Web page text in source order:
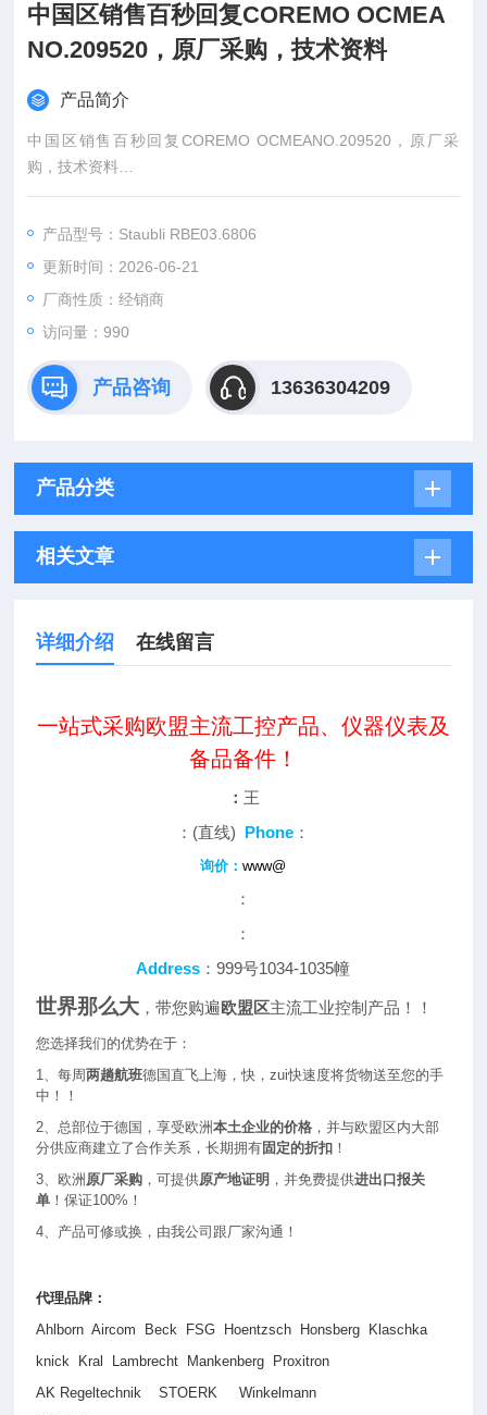
中国区销售百秒回复COREMO OCMEA
NO.209520，原厂采购，技术资料
产品简介
中国区销售百秒回复COREMO OCMEANO.209520，原厂采
购，技术资料
一站式采购欧盟主流工控产品、仪器仪表及备品备件！
：王（Z快的报价）
：（24小时在线）
（Z满意的价格）
：www@
产品型号：Staubli RBE03.6806
更新时间：2026-06-21
厂商性质：经销商
访问量：990
产品咨询 13636304209
产品分类
相关文章
详细介绍 在线留言
一站式采购欧盟主流工控产品、仪器仪表及
备品备件！
： 王
：(直线)
Phone ：
询价：www@
：
：
Address ：999号1034-1035幢
世界那么大 ，带您购遍欧盟区主流工业控制产品！！
您选择我们的优势在于：
1、每周两趟航班德国直飞上海，快，zui快速度将货物送至您的手
中！！
2、总部位于德国，享受欧洲本土企业的价格 ，并与欧盟区内大部
分供应商建立了合作关系，长期拥有固定的折扣 ！
3、欧洲 原厂采购 ，可提供原产地证明 ，并免费提供进出口报关
单 ！保证100%！
4、产品可修或换，由我公司跟厂家沟通！
代理品牌：
Ahlborn Aircom Beck FSG Hoentzsch Honsberg Klaschka
knick Kral Lambrecht Mankenberg Proxitron
AK Regeltechnik STOERK Winkelmann